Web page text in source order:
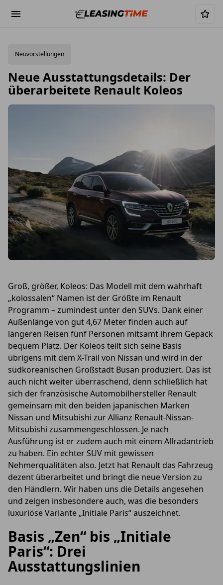
Neuvorstellungen
Neue Ausstattungsdetails: Der
überarbeitete Renault Koleos
Groß, größer, Koleos: Das Modell mit dem wahrhaft
„kolossalen“ Namen ist der Größte im Renault
Programm – zumindest unter den SUVs. Dank einer
Außenlänge von gut 4,67 Meter finden auch auf
längeren Reisen fünf Personen mitsamt ihrem Gepäck
bequem Platz. Der Koleos teilt sich seine Basis
übrigens mit dem X-Trail von Nissan und wird in der
südkoreanischen Großstadt Busan produziert. Das ist
auch nicht weiter überraschend, denn schließlich hat
sich der französische Automobilhersteller Renault
gemeinsam mit den beiden japanischen Marken
Nissan und Mitsubishi zur Allianz Renault-Nissan-
Mitsubishi zusammengeschlossen. Je nach
Ausführung ist er zudem auch mit einem Allradantrieb
zu haben. Ein echter SUV mit gewissen
Nehmerqualitäten also. Jetzt hat Renault das Fahrzeug
dezent überarbeitet und bringt die neue Version zu
den Händlern. Wir haben uns die Details angesehen
und zeigen insbesondere auch, was die besonders
luxuriöse Variante „Initiale Paris“ auszeichnet.
Basis „Zen“ bis „Initiale
Paris“: Drei
Ausstattungslinien